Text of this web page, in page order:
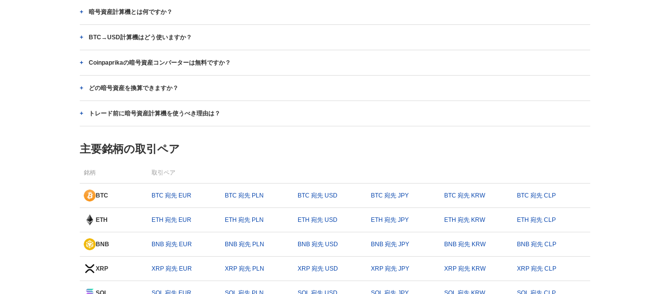
暗号資産計算機とは何ですか？
BTC→USD計算機はどう使いますか？
Coinpaprikaの暗号資産コンバーターは無料ですか？
どの暗号資産を換算できますか？
トレード前に暗号資産計算機を使うべき理由は？
主要銘柄の取引ペア
銘柄 取引ペア
BTC BTC 宛先 EUR BTC 宛先 PLN BTC 宛先 USD BTC 宛先 JPY BTC 宛先 KRW BTC 宛先 CLP
ETH ETH 宛先 EUR ETH 宛先 PLN ETH 宛先 USD ETH 宛先 JPY ETH 宛先 KRW ETH 宛先 CLP
BNB BNB 宛先 EUR BNB 宛先 PLN BNB 宛先 USD BNB 宛先 JPY BNB 宛先 KRW BNB 宛先 CLP
XRP XRP 宛先 EUR XRP 宛先 PLN XRP 宛先 USD XRP 宛先 JPY XRP 宛先 KRW XRP 宛先 CLP